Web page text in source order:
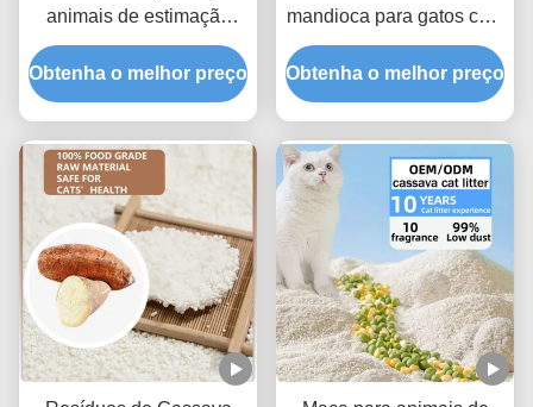
animais de estimação
Cassava Lixo de gato
com absorção de
umidade superior e
Obtenha o melhor preço
mandioca para gatos com
baixo desempenho de
poeira e forte resistência
ao aglomeramento
Obtenha o melhor preço